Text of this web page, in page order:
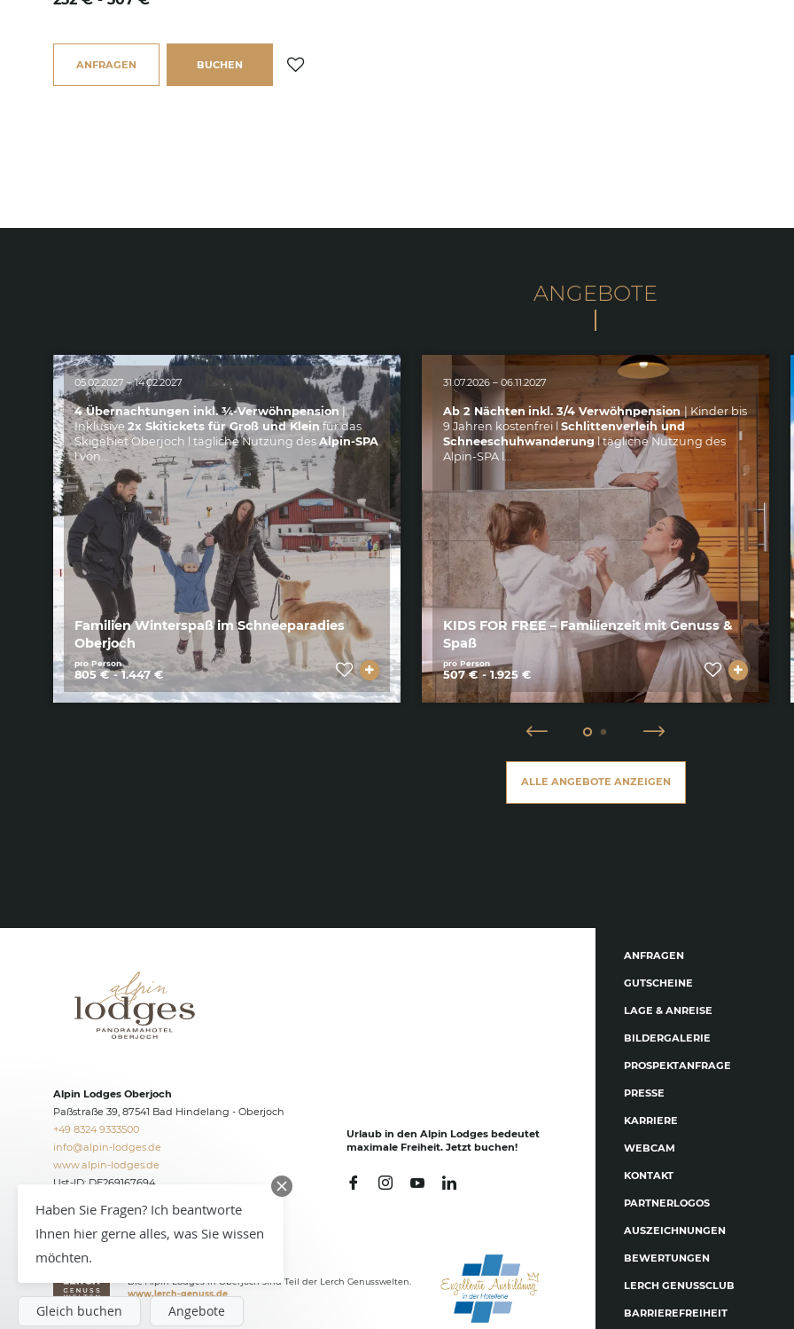
ANFRAGEN BUCHEN
ANGEBOTE
05.02.2027 – 14.02.2027
4 Übernachtungen inkl. ¾-Verwöhnpension
Inklusive 2x Skitickets für Groß und Klein für das
Skigebiet Oberjoch l tägliche Nutzung des Alpin-SPA
l von…
Familien Winterspaß im Schneeparadies
Oberjoch
pro Person
805 € - 1.447 €
31.07.2026 – 06.11.2027
Ab 2 Nächten inkl. 3/4 Verwöhnpension
| Kinder bis
9 Jahren kostenfrei l Schlittenverleih und
Schneeschuhwanderungl tägliche Nutzung des
Alpin-SPA l…
KIDS FOR FREE – Familienzeit mit Genuss &
Spaß
pro Person
507 € - 1.925 €
ALLE ANGEBOTE ANZEIGEN
Alpin Lodges Oberjoch
Paßstraße 39, 87541 Bad Hindelang - Oberjoch
+49 8324 9333500
info@alpin-lodges.de
www.alpin-lodges.de
Ust-ID: DE269167694
Urlaub in den Alpin Lodges bedeutet
maximale Freiheit. Jetzt buchen!
Die Alpin Lodges in Oberjoch sind Teil der Lerch Genusswelten.
www.lerch-genuss.de
ANFRAGEN
GUTSCHEINE
LAGE & ANREISE
BILDERGALERIE
PROSPEKTANFRAGE
PRESSE
KARRIERE
WEBCAM
KONTAKT
PARTNERLOGOS
AUSZEICHNUNGEN
BEWERTUNGEN
LERCH GENUSSCLUB
BARRIEREFREIHEIT
Haben Sie Fragen? Ich beantworte
Ihnen hier gerne alles, was Sie wissen
möchten.
Gleich buchen Angebote